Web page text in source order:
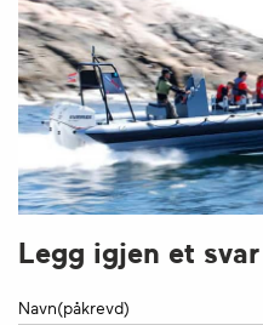
Legg igjen et svar
Navn(påkrevd)